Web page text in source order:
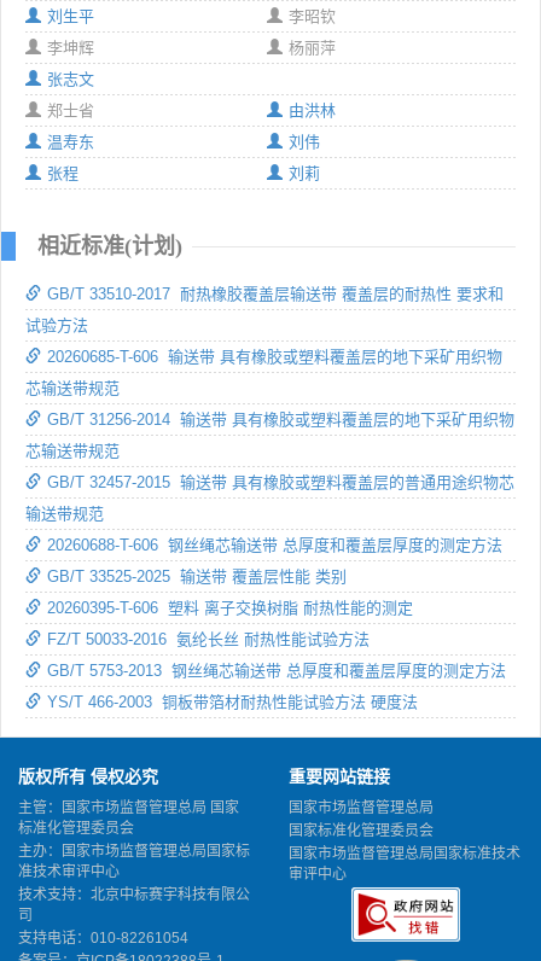
刘生平
李昭钦
李坤辉
杨丽萍
张志文
郑士省
由洪林
温寿东
刘伟
张程
刘莉
相近标准(计划)
GB/T 33510-2017 耐热橡胶覆盖层输送带 覆盖层的耐热性 要求和
试验方法
20260685-T-606 输送带 具有橡胶或塑料覆盖层的地下采矿用织物
芯输送带规范
GB/T 31256-2014 输送带 具有橡胶或塑料覆盖层的地下采矿用织物
芯输送带规范
GB/T 32457-2015 输送带 具有橡胶或塑料覆盖层的普通用途织物芯
输送带规范
20260688-T-606 钢丝绳芯输送带 总厚度和覆盖层厚度的测定方法
GB/T 33525-2025 输送带 覆盖层性能 类别
20260395-T-606 塑料 离子交换树脂 耐热性能的测定
FZ/T 50033-2016 氨纶长丝 耐热性能试验方法
GB/T 5753-2013 钢丝绳芯输送带 总厚度和覆盖层厚度的测定方法
YS/T 466-2003 铜板带箔材耐热性能试验方法 硬度法
版权所有 侵权必究
主管：国家市场监督管理总局 国家
标准化管理委员会
主办：国家市场监督管理总局国家标
准技术审评中心
技术支持：北京中标赛宇科技有限公
司
支持电话：010-82261054
重要网站链接
国家市场监督管理总局
国家标准化管理委员会
国家市场监督管理总局国家标准技术
审评中心